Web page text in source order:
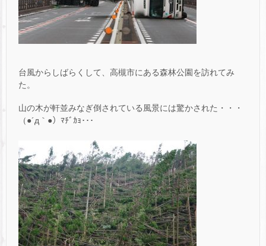
台風からしばらくして、高槻市にある森林公園を訪れてみ
た。
山の木が軒並みなぎ倒されている風景には驚かされた・・・
（●´д｀●）ﾏﾁﾞｶｮ･･･